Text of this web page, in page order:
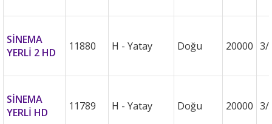
SİNEMA
YERLİ 2 HD
11880 H - Yatay Doğu 20000 3/
SİNEMA
YERLİ HD
11789 H - Yatay Doğu 20000 3/